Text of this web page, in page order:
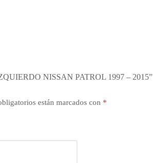
NISSAN PATROL 1997 – 2015”
están marcados con *